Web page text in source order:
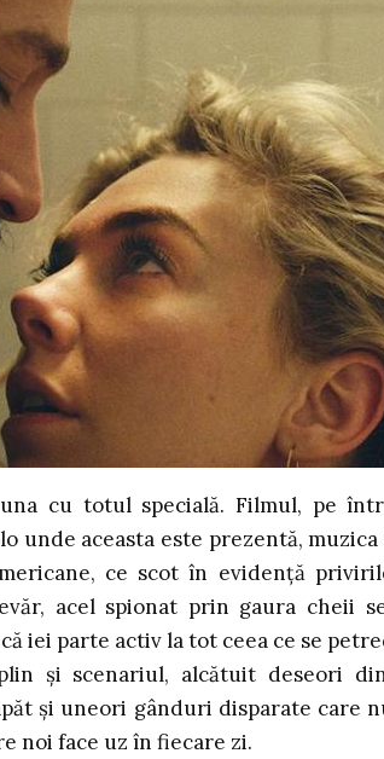
cu totul specială. Filmul, pe
unde aceasta este prezentă,
ce scot în evidență
acel spionat prin gaura cheii
iei parte activ la tot ceea ce se
și scenariul, alcătuit deseori
și uneori gânduri disparate care
noi face uz în fiecare zi.